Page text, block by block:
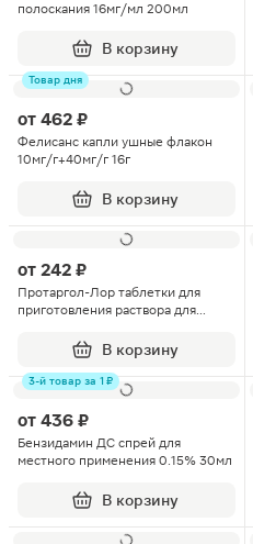
полоскания 16мг/мл 200мл
В корзину
Товар дня
от 462 ₽
Фелисанс капли ушные флакон
10мг/г+40мг/г 16г
В корзину
от 242 ₽
Протаргол-Лор таблетки для
приготовления раствора для
В корзину
3-й товар за 1 ₽
от 436 ₽
Бензидамин ДС спрей для
местного применения 0.15% 30мл
В корзину